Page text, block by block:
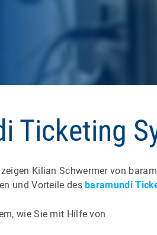
Ticketing
Kilian Schwermer von
und Vorteile desbaramundi
wie Sie mit Hilfe von